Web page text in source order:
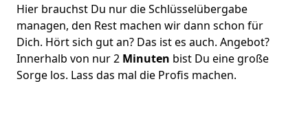
Hier brauchst Du nur die Schlüsselübergabe
managen, den Rest machen wir dann schon für
Dich. Hört sich gut an? Das ist es auch. Angebot?
Innerhalb von nur 2 Minuten bist Du eine große
Sorge los. Lass das mal die Profis machen.